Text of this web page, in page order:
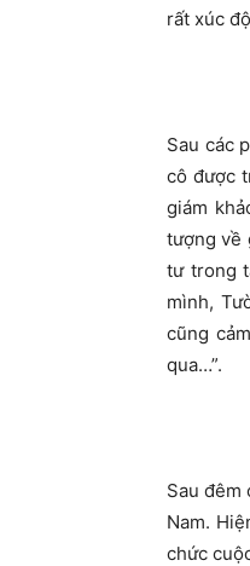
rất xúc
Sau các
cô được
giám
tượng về
tư trong
mình,
cũng
qua…”.
Sau đêm
Nam.
chức